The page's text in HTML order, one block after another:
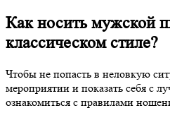
Как носить мужской
классическом стиле?
Чтобы не попасть в неловкую
мероприятии и показать себя с
ознакомиться с правилами